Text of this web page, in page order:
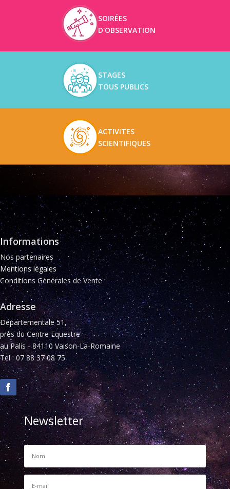
SOIRÉES
D'OBSERVATION
STAGES
TOUS PUBLICS
ACTIVITES
SCIENTIFIQUES
Informations
Nos partenaires
Mentions légales
Conditions Générales de Vente
Adresse
Départementale 51,
près du Centre Equestre
au Palis - 84110 Vaison-La-Romaine
Tel : 07 88 37 08 75
Newsletter